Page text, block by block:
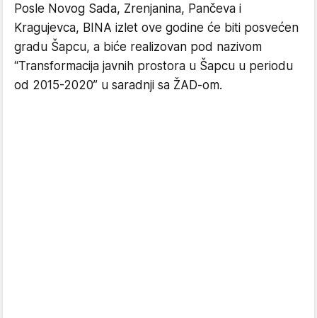
Posle Novog Sada, Zrenjanina, Pančeva i
Kragujevca, BINA izlet ove godine će biti posvećen
gradu Šapcu, a biće realizovan pod nazivom
“Transformacija javnih prostora u Šapcu u periodu
od 2015-2020” u saradnji sa ŽAD-om.